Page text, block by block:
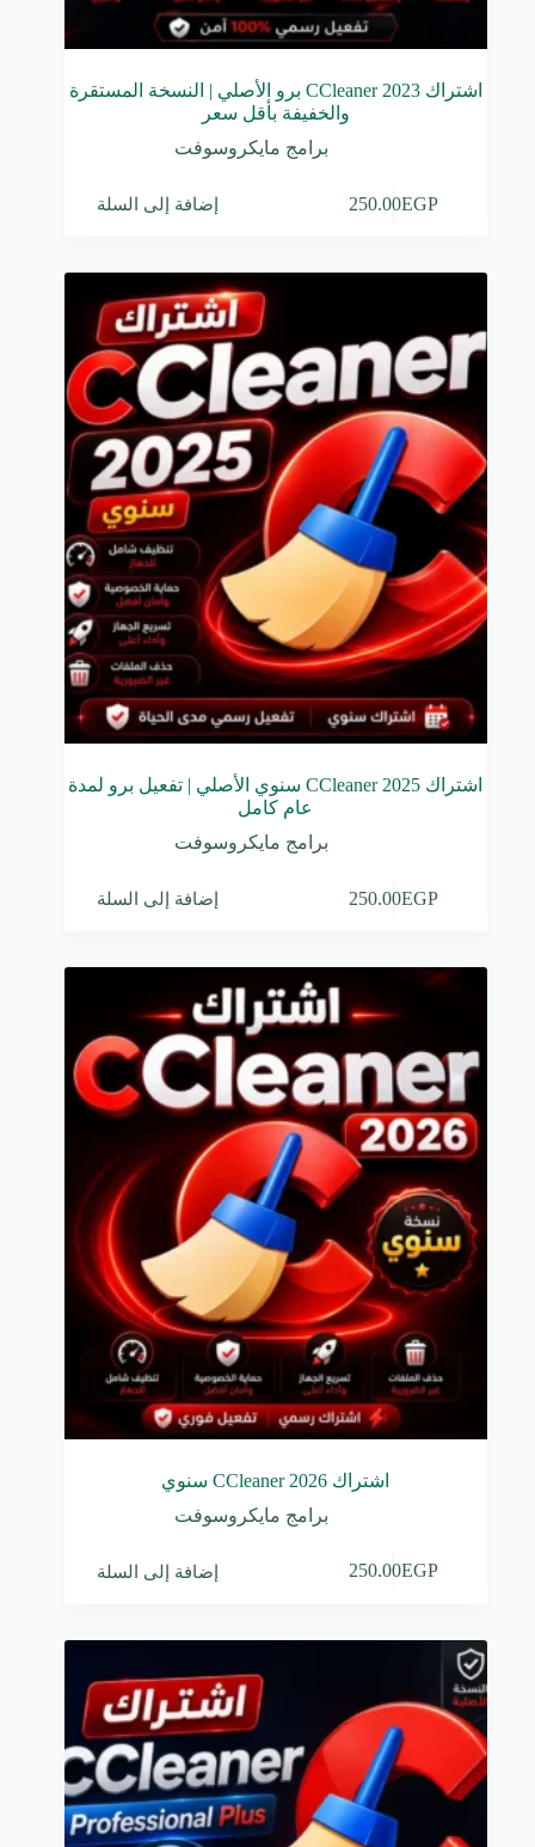
اشتراك CCleaner 2023 برو الأصلي | النسخة المستقرة
والخفيفة بأقل سعر
برامج مايكروسوفت
250.00EGP إضافة إلى السلة
اشتراك CCleaner 2025 سنوي الأصلي | تفعيل برو لمدة
عام كامل
برامج مايكروسوفت
250.00EGP إضافة إلى السلة
اشتراك CCleaner 2026 سنوي
برامج مايكروسوفت
250.00EGP إضافة إلى السلة